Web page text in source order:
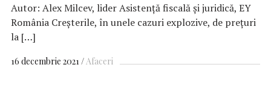
Autor: Alex Milcev, lider Asistenţă fiscală şi juridică, EY
România Creșterile, în unele cazuri explozive, de prețuri
la […]
16 decembrie 2021 Afaceri